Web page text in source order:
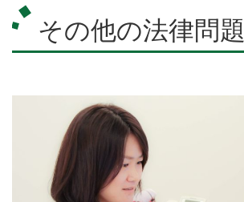
その他の法律問題